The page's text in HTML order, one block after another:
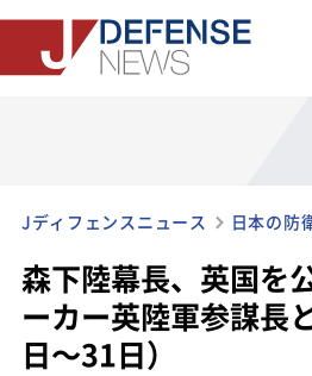
Jディフェンスニュース 日本の防
森下陸幕長、英国を
ーカー英陸軍参謀長
日～31日）